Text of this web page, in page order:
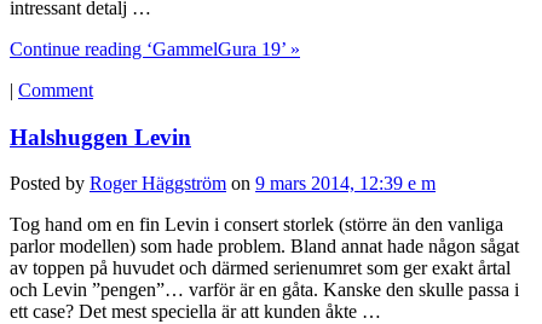
intressant detalj …
Continue reading ‘GammelGura 19’ »
| Comment
Halshuggen Levin
Posted by Roger Häggström on 9 mars 2014, 12:39 e m
Tog hand om en fin Levin i consert storlek (större än den vanliga
parlor modellen) som hade problem. Bland annat hade någon sågat
av toppen på huvudet och därmed serienumret som ger exakt årtal
och Levin ”pengen”… varför är en gåta. Kanske den skulle passa i
ett case? Det mest speciella är att kunden åkte …